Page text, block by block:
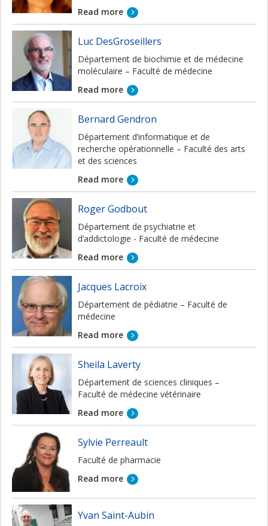
Read more
Luc DesGroseillers
Département de biochimie et de médecine
moléculaire – Faculté de médecine
Read more
Bernard Gendron
Département d’informatique et de
recherche opérationnelle – Faculté des arts
et des sciences
Read more
Roger Godbout
Département de psychiatrie et
d’addictologie - Faculté de médecine
Read more
Jacques Lacroix
Département de pédiatrie – Faculté de
médecine
Read more
Sheila Laverty
Département de sciences cliniques –
Faculté de médecine vétérinaire
Read more
Sylvie Perreault
Faculté de pharmacie
Read more
Yvan Saint-Aubin